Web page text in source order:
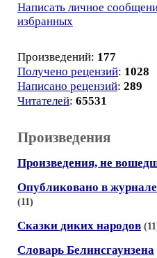
Написать личное
избранных
Произведений: 177
Получено рецензий: 1028
Написано рецензий: 289
Читателей: 65531
Произведения
Произведения, не
Опубликовано в
(11)
Сказки диких народов
Словарь Белинсгаунзена